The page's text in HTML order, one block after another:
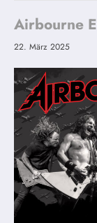
Airbourne
22. März 2025